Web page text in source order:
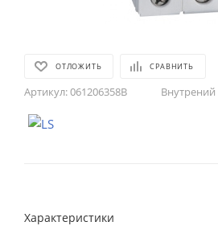
ОТЛОЖИТЬ СРАВНИТЬ
Артикул:061206358B Внутрений
Характеристики